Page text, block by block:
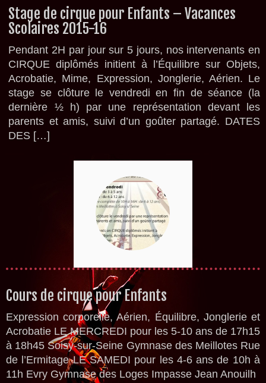
Stage de cirque pour Enfants – Vacances
Scolaires 2015-16
Pendant 2H par jour sur 5 jours, nos intervenants en
CIRQUE diplômés initient à l’Équilibre sur Objets,
Acrobatie, Mime, Expression, Jonglerie, Aérien. Le
stage se clôture le vendredi en fin de séance (la
dernière ½ h) par une représentation devant les
parents et amis, suivi d’un goûter partagé. DATES
DES […]
Cours de cirque pour Enfants
Expression corporelle, Aérien, Équilibre, Jonglerie et
Acrobatie LE MERCREDI pour les 5-10 ans de 17h15
à 18h45 Soisy-sur-Seine Gymnase des Meillotes Rue
de l’Ermitage LE SAMEDI pour les 4-6 ans de 10h à
11h Evry Gymnase des Loges Impasse Jean Anouilh